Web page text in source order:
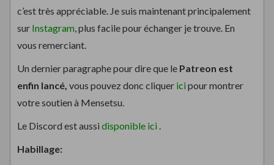
c’est très appréciable. Je suis maintenant principalement
sur Instagram , plus facile pour échanger je trouve. En
vous remerciant.
Un dernier paragraphe pour dire que le Patreon est
enfin lancé, vous pouvez donc cliquer icipour montrer
votre soutien à Mensetsu.
Le Discord est aussi disponible ici
Habillage: